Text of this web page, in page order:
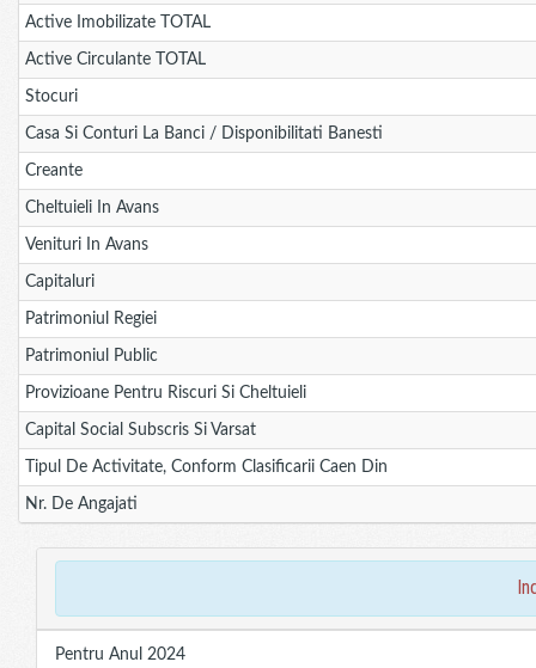
Active Imobilizate TOTAL
Active Circulante TOTAL
Stocuri
Casa Si Conturi La Banci / Disponibilitati Banesti
Creante
Cheltuieli In Avans
Venituri In Avans
Capitaluri
Patrimoniul Regiei
Patrimoniul Public
Provizioane Pentru Riscuri Si Cheltuieli
Capital Social Subscris Si Varsat
Tipul De Activitate, Conform Clasificarii Caen Din
Nr. De Angajati
Pentru Anul 2024